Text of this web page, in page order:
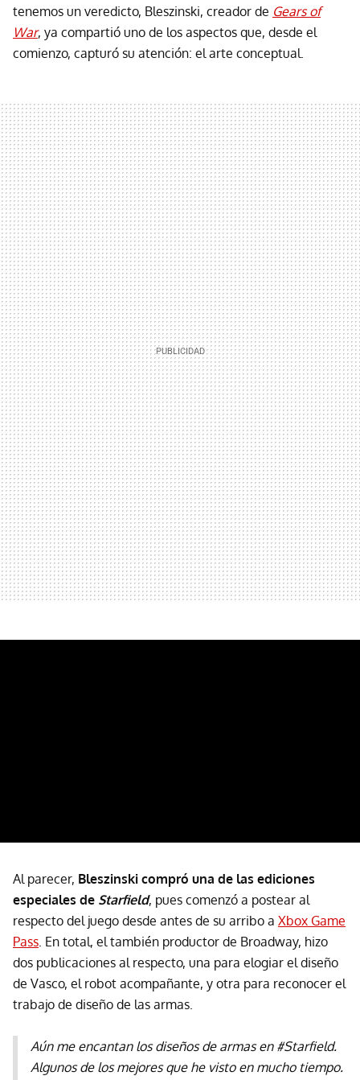
tenemos un veredicto, Bleszinski, creador de Gears of
War, ya compartió uno de los aspectos que, desde el
comienzo, capturó su atención: el arte conceptual.
Al parecer, Bleszinski compró una de las ediciones
especiales de Starfield, pues comenzó a postear al
respecto del juego desde antes de su arribo a Xbox Game
Pass. En total, el también productor de Broadway, hizo
dos publicaciones al respecto, una para elogiar el diseño
de Vasco, el robot acompañante, y otra para reconocer el
trabajo de diseño de las armas.
Aún me encantan los diseños de armas en #Starfield.
Algunos de los mejores que he visto en mucho tiempo.